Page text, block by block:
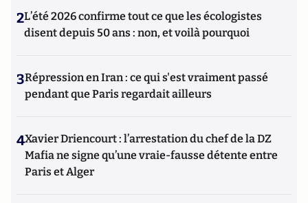
2L’été 2026 confirme tout ce que les écologistes
disent depuis 50 ans : non, et voilà pourquoi
3Répression en Iran : ce qui s'est vraiment passé
pendant que Paris regardait ailleurs
4Xavier Driencourt : l’arrestation du chef de la DZ
Mafia ne signe qu’une vraie-fausse détente entre
Paris et Alger